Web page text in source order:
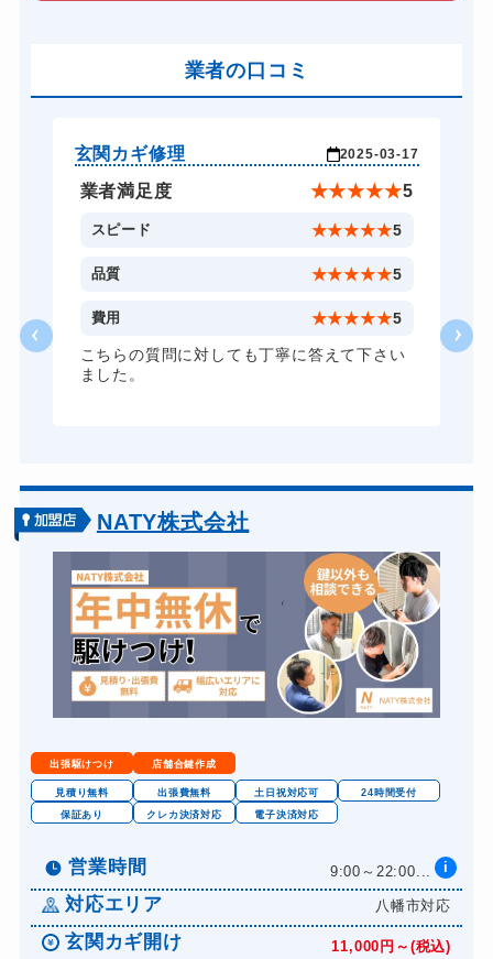
バイクカギ作成
スーツケースカギ作成 8,800円～(税込)
金庫カギ開け 14,300円～(税込)
金庫カギ修理 11,000円～(税込)
金庫カギ交換 11,000円～(税込)
8,800円～(税込)
10,780円～(税込)
ドアノブカギ交換
業者の口コミ
玄関カギ修理 2025-03-17
業者満足度 ★★★★★5
スピード ★★★★★5
品質 ★★★★★5
費用 ★★★★★5
こちらの質問に対しても丁寧に答えて下さい
ました。
NATY株式会社
出張駆けつけ 店舗合鍵作成
見積り無料 出張費無料 土日祝対応可
24時間受付
保証あり
クレカ決済対応 電子決済対応
営業時間 9:00～22:00... i
対応エリア 八幡市対応
玄関カギ開け 11,000円～(税込)